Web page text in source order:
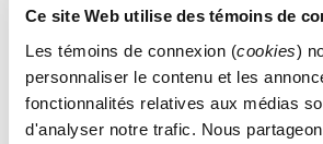
Ce site Web utilise des témoins de
Les témoins de connexion (cookies)
personnaliser le contenu et les
fonctionnalités relatives aux médias
d'analyser notre trafic. Nous